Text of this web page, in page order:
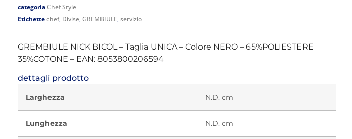
categoriaChef Style
Etichettechef, Divise,GREMBIULE,servizio
GREMBIULE NICK BICOL – Taglia UNICA – Colore NERO – 65%POLIESTERE
35%COTONE – EAN: 8053800206594
dettagli prodotto
Larghezza N.D. cm
Lunghezza N.D. cm